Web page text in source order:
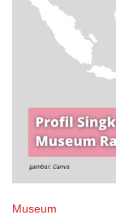
Museum